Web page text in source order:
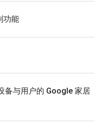
功能
备与用户的 Google 家居